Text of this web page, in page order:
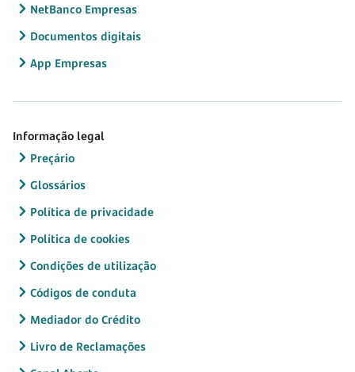
NetBanco Empresas
Documentos digitais
App Empresas
Informação legal
Preçário
Glossários
Política de privacidade
Política de cookies
Condições de utilização
Códigos de conduta
Mediador do Crédito
Livro de Reclamações